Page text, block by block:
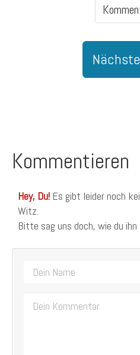
Kommentieren
Hey, Du! Es gibt leider noch
Witz.
Bitte sag uns doch, wie du